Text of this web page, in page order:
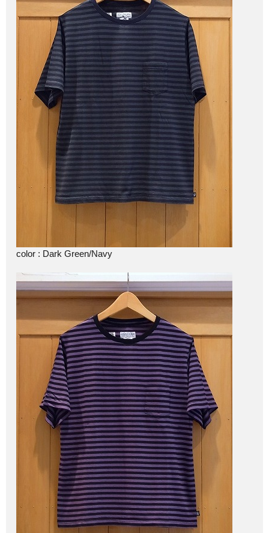
color : Dark Green/Navy